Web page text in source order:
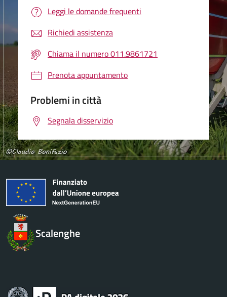
Leggi le domande frequenti
Richiedi assistenza
Chiama il numero 011.9861721
Prenota appuntamento
Problemi in città
Segnala disservizio
Scalenghe